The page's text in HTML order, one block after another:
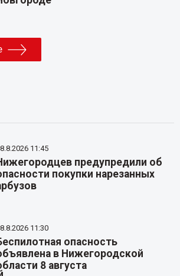
11:45
предупредили об
покупки нарезанных
11:30
опасность
в Нижегородской
8 августа